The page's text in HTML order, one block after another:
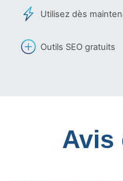
Utilisez dès
Outils SEO gratuits
Avis